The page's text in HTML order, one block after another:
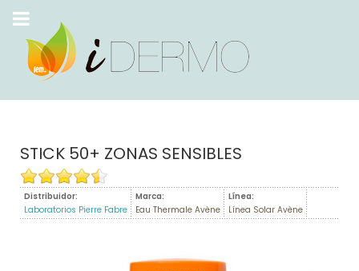
STICK 50+ ZONAS SENSIBLES
Distribuidor:
Laboratorios Pierre Fabre
Marca:
Eau Thermale Avène
Línea:
Línea Solar Avène